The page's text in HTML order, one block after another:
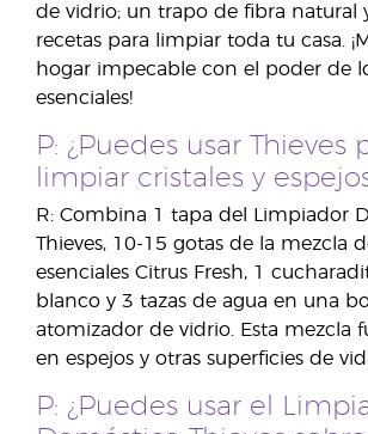
de vidrio; un trapo de fibra natural
recetas para limpiar toda tu casa.
hogar impecable con el poder de
esenciales!
P: ¿Puedes usar Thieves
limpiar cristales y
R: Combina 1 tapa del Limpiador
Thieves, 10-15 gotas de la mezcla
esenciales Citrus Fresh, 1
blanco y 3 tazas de agua en una
atomizador de vidrio. Esta mezcla
en espejos y otras superficies de
P: ¿Puedes usar el